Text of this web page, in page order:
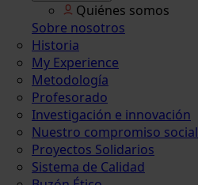
Quiénes somos
Sobre nosotros
Historia
My Experience
Metodología
Profesorado
Investigación e innovación
Nuestro compromiso social
Proyectos Solidarios
Sistema de Calidad